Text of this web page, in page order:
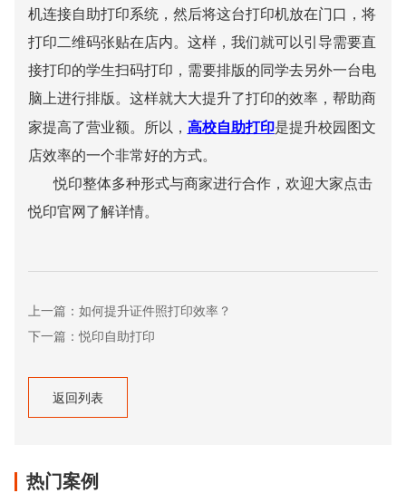
机连接自助打印系统，然后将这台打印机放在门口，将
打印二维码张贴在店内。这样，我们就可以引导需要直
接打印的学生扫码打印，需要排版的同学去另外一台电
脑上进行排版。这样就大大提升了打印的效率，帮助商
家提高了营业额。所以， 高校自助打印是提升校园图文
店效率的一个非常好的方式。
悦印整体多种形式与商家进行合作，欢迎大家点击
悦印官网了解详情。
上一篇：如何提升证件照打印效率？
下一篇：悦印自助打印
返回列表
热门案例